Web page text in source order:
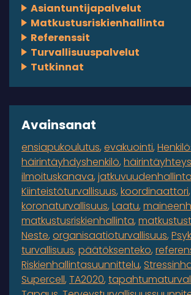
Asiantuntijapalvelut
Matkustusriskienhallinta
Referenssit
Turvallisuuspalvelut
Tutkinnat
Avainsanat
ensiapukoulutus evakuointi
häirintäyhdyshenkilö
ilmoituskanava jatkuvuudenhallinta
Kiinteistöturvallisuus koordinaattori
koronaturvallisuus Laatu
matkustusriskienhallinta
Neste organisaatioturvallisuus
turvallisuus päätöksenteko
Riskienhallintasuunnittelu
Supercell TA2020